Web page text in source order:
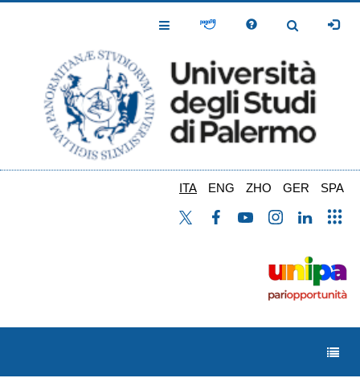
Toggle
Toggle
ITA ENG ZHO GER SPA